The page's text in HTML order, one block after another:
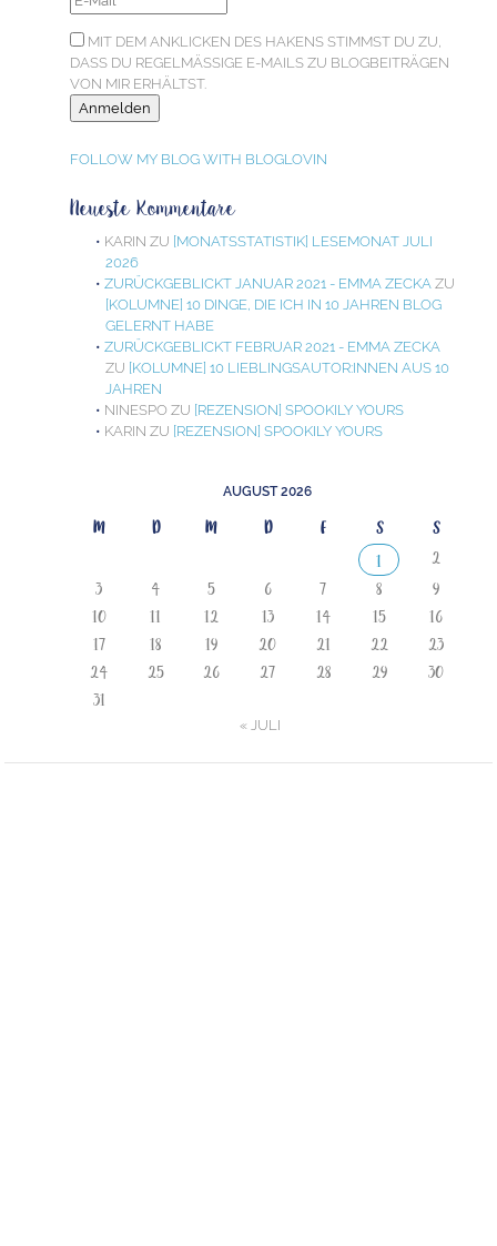
MIT DEM ANKLICKEN DES HAKENS STIMMST DU ZU,
DASS DU REGELMÄSSIGE E-MAILS ZU BLOGBEITRÄGEN V
ON MIR ERHÄLTST.
FOLLOW MY BLOG WITH BLOGLOVIN
Neueste Kommentare
KARIN ZU [MONATSSTATISTIK] LESEMONAT JULI
2026
ZURÜCKGEBLICKT JANUAR 2021 - EMMA ZECKA ZU
[KOLUMNE] 10 DINGE, DIE ICH IN 10 JAHREN BLOG
GELERNT HABE
ZURÜCKGEBLICKT FEBRUAR 2021 - EMMA ZECKA
ZU [KOLUMNE] 10 LIEBLINGSAUTOR:INNEN AUS 10
JAHREN
NINESPO ZU [REZENSION] SPOOKILY YOURS
KARIN ZU [REZENSION] SPOOKILY YOURS
AUGUST 2026
M D M D F S
S
1
2
3
4 5 6 7 8
9
10
11 12 13 14 15
16
17
18 19 20 21 22
23
24
25 26 27 28 29
30
31
« JULI